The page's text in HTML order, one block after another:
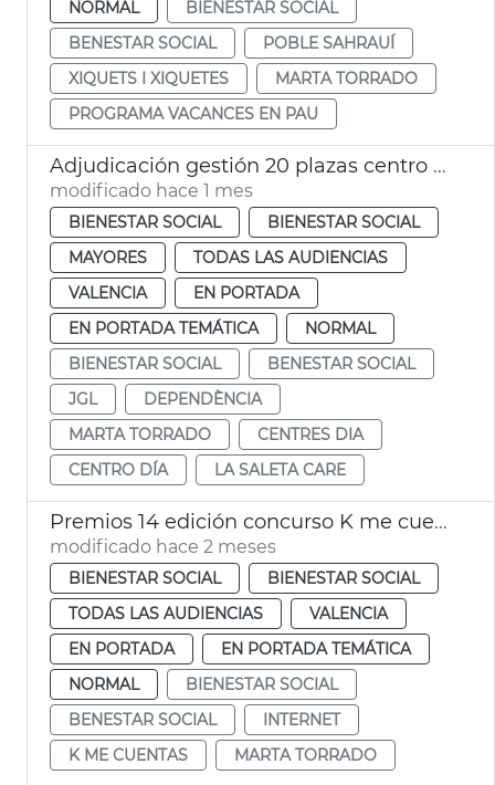
NORMAL
BIENESTAR SOCIAL
BENESTAR SOCIAL
POBLE SAHRAUÍ
XIQUETS I XIQUETES
MARTA TORRADO
PROGRAMA VACANCES EN PAU
Adjudicación gestión 20 plazas centro día privados València
modificado hace 1 mes
BIENESTAR SOCIAL
BIENESTAR SOCIAL
MAYORES
TODAS LAS AUDIENCIAS
VALENCIA
EN PORTADA
EN PORTADA TEMÁTICA
NORMAL
BIENESTAR SOCIAL
BENESTAR SOCIAL
JGL
DEPENDÈNCIA
MARTA TORRADO
CENTRES DIA
CENTRO DÍA
LA SALETA CARE
Premios 14 edición concurso K me cuentas València
modificado hace 2 meses
BIENESTAR SOCIAL
BIENESTAR SOCIAL
TODAS LAS AUDIENCIAS
VALENCIA
EN PORTADA
EN PORTADA TEMÁTICA
NORMAL
BIENESTAR SOCIAL
BENESTAR SOCIAL
INTERNET
K ME CUENTAS
MARTA TORRADO